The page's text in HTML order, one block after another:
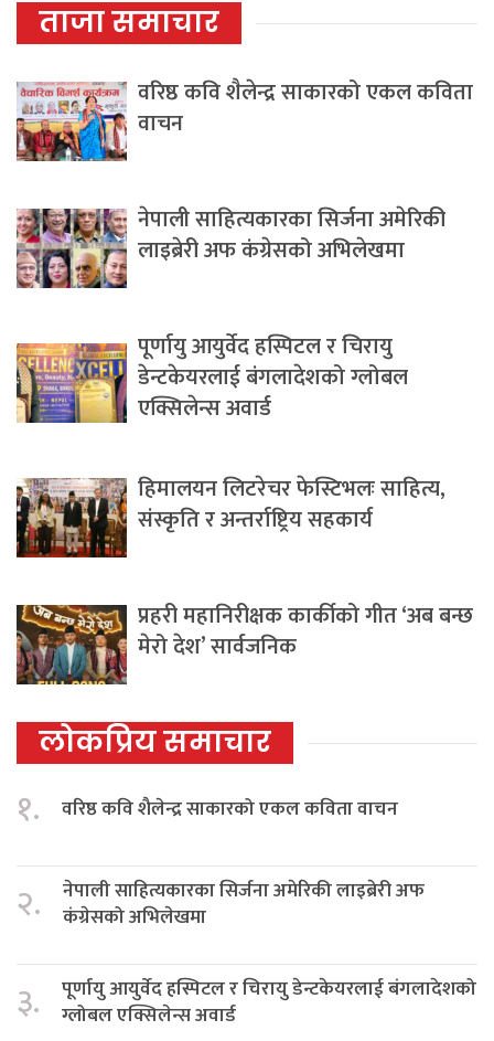
ताजा समाचार
वरिष्ठ कवि शैलेन्द्र साकारको एकल कविता
वाचन
नेपाली साहित्यकारका सिर्जना अमेरिकी
लाइब्रेरी अफ कंग्रेसको अभिलेखमा
पूर्णायु आयुर्वेद हस्पिटल र चिरायु
डेन्टकेयरलाई बंगलादेशको ग्लोबल
एक्सिलेन्स अवार्ड
हिमालयन लिटरेचर फेस्टिभलः साहित्य,
संस्कृति र अन्तर्राष्ट्रिय सहकार्य
प्रहरी महानिरीक्षक कार्कीको गीत ‘अब बन्छ
मेरो देश’ सार्वजनिक
लोकप्रिय समाचार
१. वरिष्ठ कवि शैलेन्द्र साकारको एकल कविता वाचन
२.
नेपाली साहित्यकारका सिर्जना अमेरिकी लाइब्रेरी अफ
कंग्रेसको अभिलेखमा
३.
पूर्णायु आयुर्वेद हस्पिटल र चिरायु डेन्टकेयरलाई बंगलादेशको
ग्लोबल एक्सिलेन्स अवार्ड